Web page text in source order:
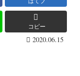
コピー
2020.06.15